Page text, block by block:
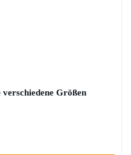
Größen